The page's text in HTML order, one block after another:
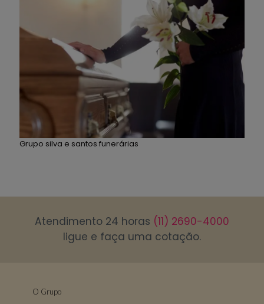
Grupo silva e santos funerárias
Atendimento 24 horas (11) 2690-4000
ligue e faça uma cotação.
O Grupo